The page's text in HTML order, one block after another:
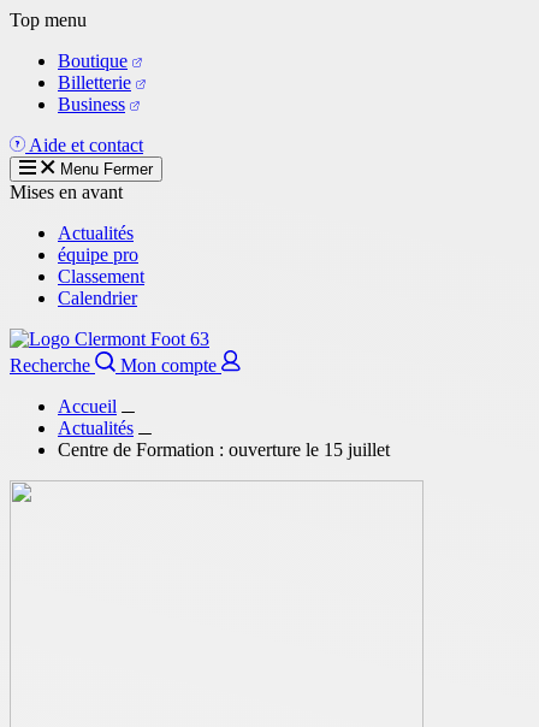
Aller
contenu
principal
Top menu
Boutique
Billetterie
Business
Aide et contact
Menu Fermer
Mises en avant
Actualités
équipe pro
Classement
Calendrier
Recherche
Mon compte
Accueil
Actualités
Centre de Formation : ouverture le 15 juillet